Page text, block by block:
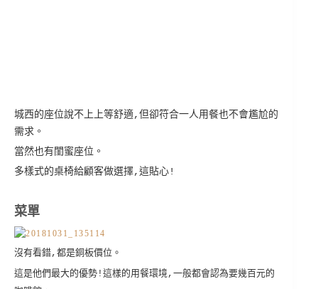
城西的座位說不上上等舒適,但卻符合一人用餐也不會尷尬的
需求。
當然也有閨蜜座位。
多樣式的桌椅給顧客做選擇,這貼心!
菜單
沒有看錯,都是銅板價位。
這是他們最大的優勢!這樣的用餐環境,一般都會認為要幾百元的